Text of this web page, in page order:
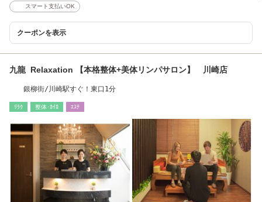
スマート支払いOK
クーポンを表示
九龍 Relaxation 【本格整体+美体リンパサロン】 川崎店
銀柳街/川崎駅すぐ！東口1分
ﾘﾗｸ 整体･ｶｲﾛ ｴｽﾃ